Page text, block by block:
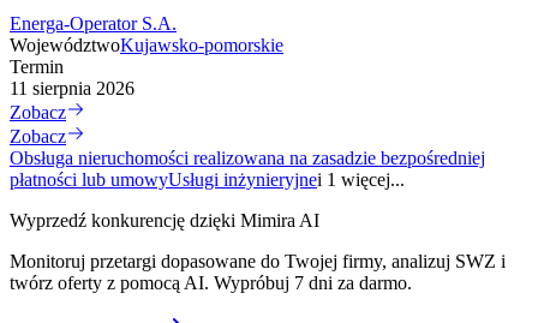
Energa-Operator S.A.
WojewództwoKujawsko-pomorskie
Termin
11 sierpnia 2026
Zobacz
Zobacz
Obsługa nieruchomości realizowana na zasadzie bezpośredniej
płatności lub umowyUsługi inżynieryjnei 1 więcej...
Wyprzedź konkurencję dzięki Mimira AI
Monitoruj przetargi dopasowane do Twojej firmy, analizuj SWZ i
twórz oferty z pomocą AI. Wypróbuj 7 dni za darmo.